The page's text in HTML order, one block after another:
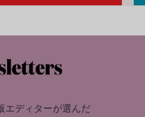
エディターが選んだ